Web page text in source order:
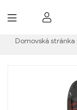
Domovská stránka